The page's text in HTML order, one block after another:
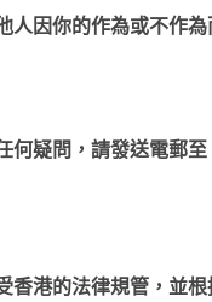
人因你的作為或不作
何疑問，請發送電郵至
香港的法律規管，並